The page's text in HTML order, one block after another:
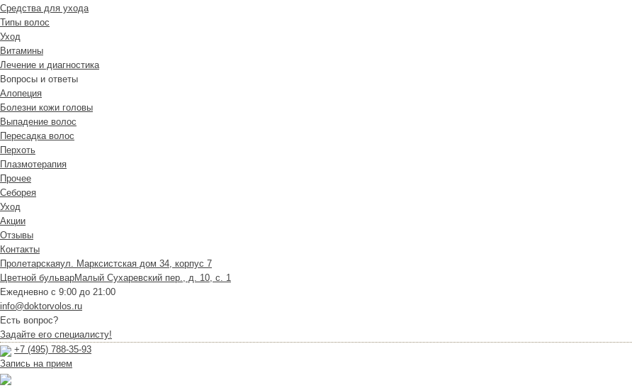
Средства для ухода
Типы волос
Уход
Витамины
Лечение и диагностика
Вопросы и ответы
Алопеция
Болезни кожи головы
Выпадение волос
Пересадка волос
Перхоть
Плазмотерапия
Прочее
Себорея
Уход
Акции
Отзывы
Контакты
Пролетарскаяул. Марксистская дом 34, корпус 7
Цветной бульварМалый Сухаревский пер., д. 10, с. 1
Ежедневно с 9:00 до 21:00
info@doktorvolos.ru
Есть вопрос?
Задайте его специалисту!
+7 (495) 788-35-93
Запись на прием